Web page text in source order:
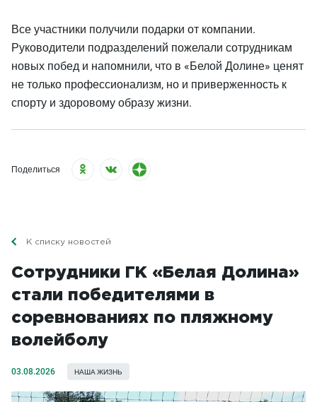
Все участники получили подарки от компании.
Руководители подразделений пожелали сотрудникам
новых побед и напомнили, что в «Белой Долине» ценят
не только профессионализм, но и приверженность к
спорту и здоровому образу жизни.
Поделиться
К списку новостей
Сотрудники ГК «Белая Долина»
стали победителями в
соревнованиях по пляжному
волейболу
03.08.2026 НАША ЖИЗНЬ